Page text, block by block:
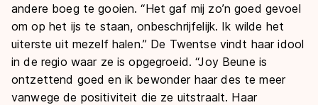
andere boeg te gooien. “Het gaf mij zo’n goed gevoel
om op het ijs te staan, onbeschrijfelijk. Ik wilde het
uiterste uit mezelf halen.” De Twentse vindt haar idool
in de regio waar ze is opgegroeid. “Joy Beune is
ontzettend goed en ik bewonder haar des te meer
vanwege de positiviteit die ze uitstraalt. Haar